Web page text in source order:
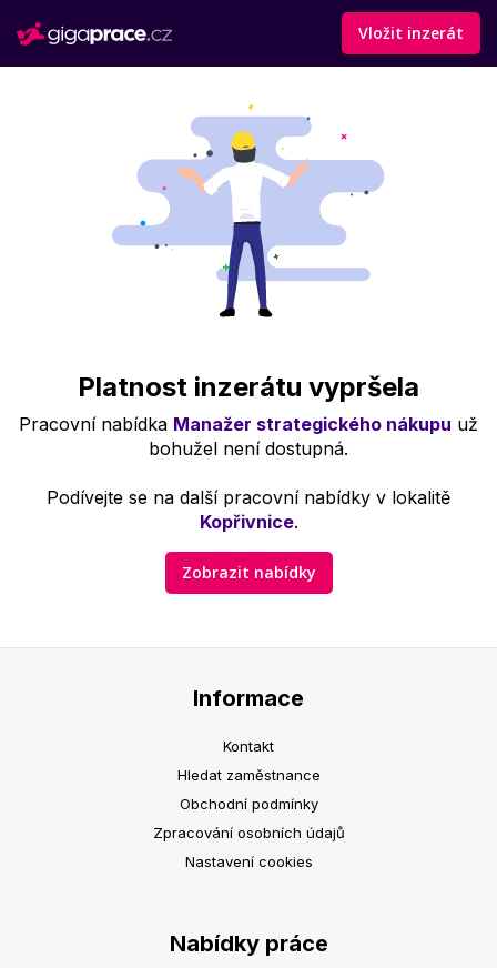
Vložit inzerát
Platnost inzerátu vypršela
Pracovní nabídka Manažer strategického nákupu už
bohužel není dostupná.
Podívejte se na další pracovní nabídky v lokalitě
Kopřivnice.
Zobrazit nabídky
Informace
Kontakt
Hledat zaměstnance
Obchodní podmínky
Zpracování osobních údajů
Nastavení cookies
Nabídky práce